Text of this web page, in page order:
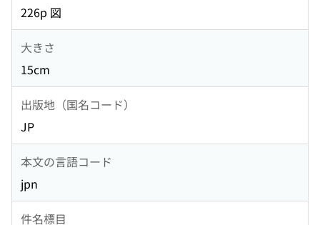
226p 図
大きさ
15cm
出版地（国名コード）
JP
本文の言語コード
jpn
件名標目